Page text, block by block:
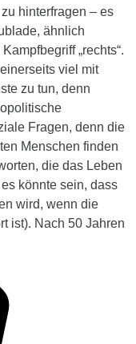
hinterfragen – es
ähnlich
„rechts“.
viel mit
zu tun, denn
Fragen, denn die
Menschen finden
die das Leben
könnte sein, dass
wird, wenn die
ist). Nach 50 Jahren